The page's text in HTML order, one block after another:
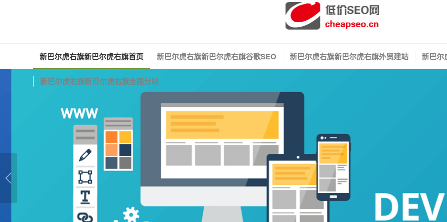
新巴尔虎右旗新巴尔虎右旗首页 新巴尔虎右旗新巴尔虎右旗谷歌SEO 新巴尔虎右旗新巴尔虎右旗外贸建站 新巴尔
新巴尔虎右旗新巴尔虎右旗全国分站